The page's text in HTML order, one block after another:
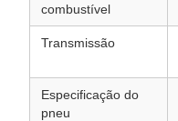
combustível
Transmissão
Especificação do
pneu